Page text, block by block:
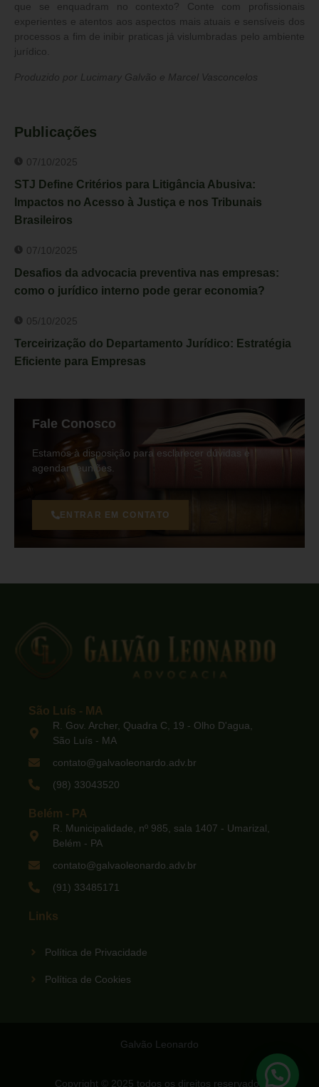
que se enquadram no contexto? Conte com profissionais
experientes e atentos aos aspectos mais atuais e sensíveis dos
processos a fim de inibir praticas já vislumbradas pelo ambiente
jurídico.
Produzido por Lucimary Galvão e Marcel Vasconcelos
Publicações
07/10/2025
STJ Define Critérios para Litigância Abusiva:
Impactos no Acesso à Justiça e nos Tribunais
Brasileiros
07/10/2025
Desafios da advocacia preventiva nas empresas:
como o jurídico interno pode gerar economia?
05/10/2025
Terceirização do Departamento Jurídico: Estratégia
Eficiente para Empresas
Fale Conosco
Estamos à disposição para esclarecer dúvidas e
agendar reuniões.
ENTRAR EM CONTATO
São Luís - MA
R. Gov. Archer, Quadra C, 19 - Olho D'agua,
São Luís - MA
contato@galvaoleonardo.adv.br
(98) 33043520
Belém - PA
R. Municipalidade, nº 985, sala 1407 - Umarizal,
Belém - PA
contato@galvaoleonardo.adv.br
(91) 33485171
Links
Política de Privacidade
Política de Cookies
Galvão Leonardo
Copyright © 2025 todos os direitos reservados